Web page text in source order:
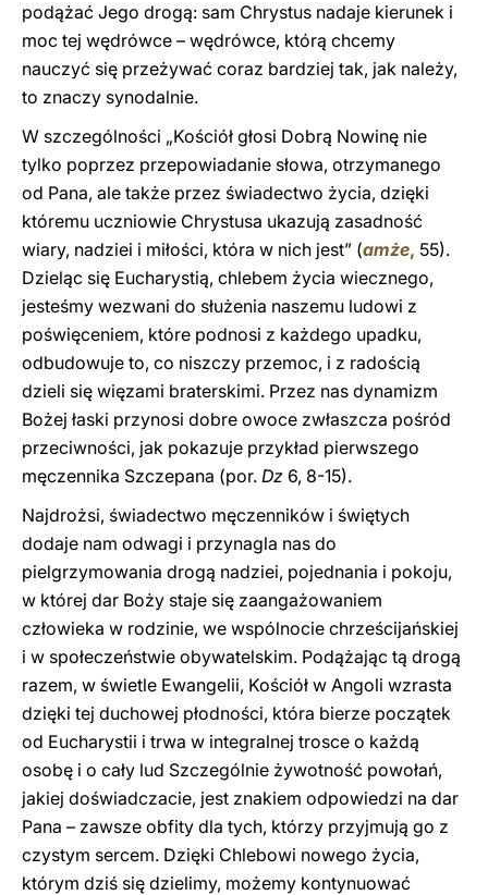
podążać Jego drogą: sam Chrystus nadaje kierunek i
moc tej wędrówce – wędrówce, którą chcemy
nauczyć się przeżywać coraz bardziej tak, jak należy,
to znaczy synodalnie.
W szczególności „Kościół głosi Dobrą Nowinę nie
tylko poprzez przepowiadanie słowa, otrzymanego
od Pana, ale także przez świadectwo życia, dzięki
któremu uczniowie Chrystusa ukazują zasadność
wiary, nadziei i miłości, która w nich jest” (amże, 55).
Dzieląc się Eucharystią, chlebem życia wiecznego,
jesteśmy wezwani do służenia naszemu ludowi z
poświęceniem, które podnosi z każdego upadku,
odbudowuje to, co niszczy przemoc, i z radością
dzieli się więzami braterskimi. Przez nas dynamizm
Bożej łaski przynosi dobre owoce zwłaszcza pośród
przeciwności, jak pokazuje przykład pierwszego
męczennika Szczepana (por. Dz 6, 8-15).
Najdrożsi, świadectwo męczenników i świętych
dodaje nam odwagi i przynagla nas do
pielgrzymowania drogą nadziei, pojednania i pokoju,
w której dar Boży staje się zaangażowaniem
człowieka w rodzinie, we wspólnocie chrześcijańskiej
i w społeczeństwie obywatelskim. Podążając tą drogą
razem, w świetle Ewangelii, Kościół w Angoli wzrasta
dzięki tej duchowej płodności, która bierze początek
od Eucharystii i trwa w integralnej trosce o każdą
osobę i o cały lud Szczególnie żywotność powołań,
jakiej doświadczacie, jest znakiem odpowiedzi na dar
Pana – zawsze obfity dla tych, którzy przyjmują go z
czystym sercem. Dzięki Chlebowi nowego życia,
którym dziś się dzielimy, możemy kontynuować